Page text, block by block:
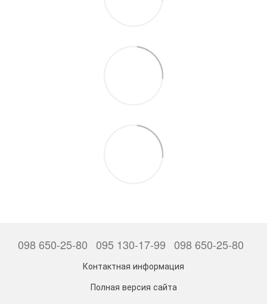
098 650-25-80 095 130-17-99 098 650-25-80
Контактная информация
Полная версия сайта